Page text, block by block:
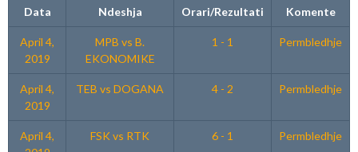
Data Ndeshja Orari/Rezultati Komente
April 4,
2019
MPB vs B.
EKONOMIKE
1 - 1 Permbledhje
April 4,
2019
TEB vs DOGANA 4 - 2 Permbledhje
April 4,
FSK vs RTK 6 - 1 Permbledhje